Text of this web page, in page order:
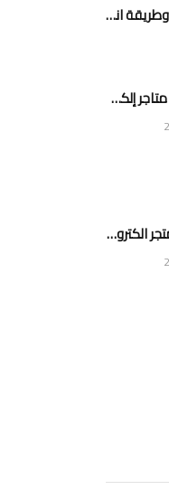
خطة عمل متجر الكتروني وطريقة انشاء متجر خاص ناجح ومميز
كيفية إنشاء متاجر إلكترونية احترافية بأسعار تنافسية
كيف انشئ متجر الكتروني مجاني